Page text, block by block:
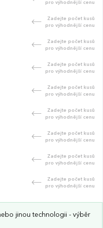
pro výhodnější cenu
Zadejte počet kusů
pro výhodnější cenu
Zadejte počet kusů
pro výhodnější cenu
Zadejte počet kusů
pro výhodnější cenu
Zadejte počet kusů
pro výhodnější cenu
Zadejte počet kusů
pro výhodnější cenu
Zadejte počet kusů
pro výhodnější cenu
Zadejte počet kusů
pro výhodnější cenu
Zadejte počet kusů
pro výhodnější cenu
jinou technologii - výběr